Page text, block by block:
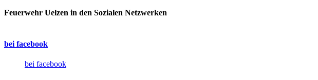
Feuerwehr Uelzen in den Sozialen Netzwerken
bei facebook
bei facebook